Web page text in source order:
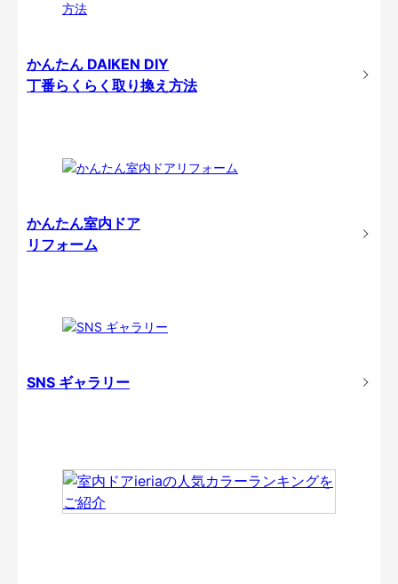
かんたん DAIKEN DIY
丁番らくらく取り換え方法
かんたん室内ドア
リフォーム
SNS ギャラリー